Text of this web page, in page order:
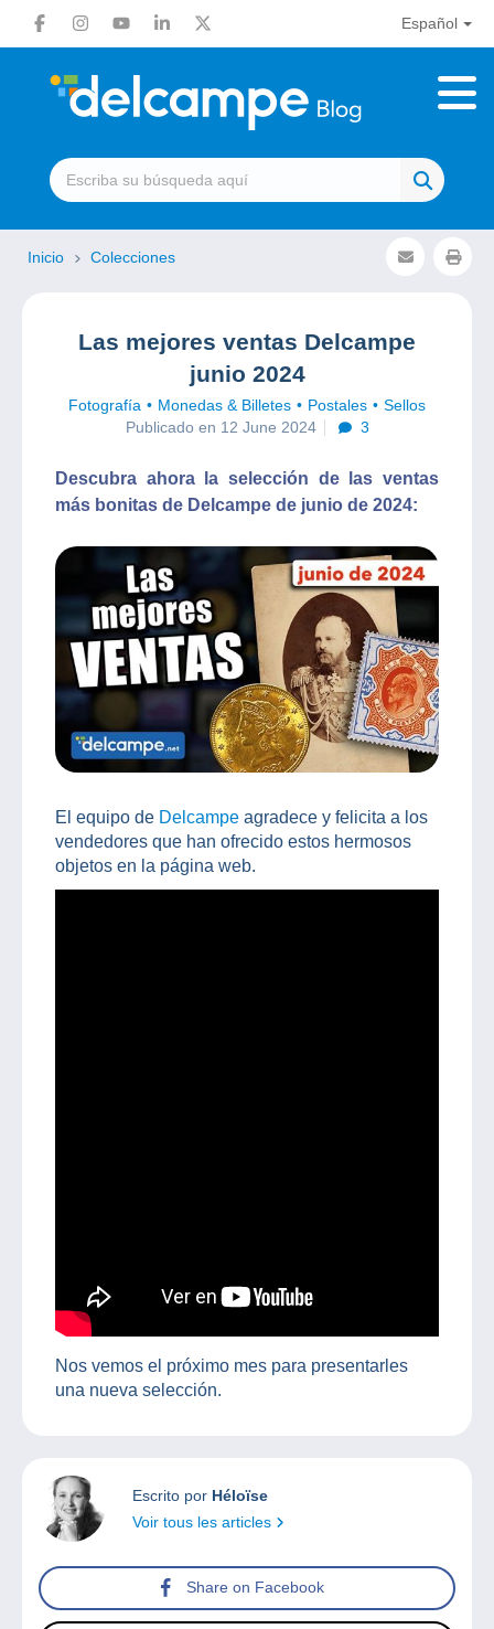
Español
Inicio Colecciones
Las mejores ventas Delcampe
junio 2024
Fotografía Monedas & Billetes Postales
Sellos
Publicado en 12 June 2024
3
Descubra ahora la selección de las ventas
más bonitas de Delcampe de junio de 2024:
El equipo de Delcampe agradece y felicita a los
vendedores que han ofrecido estos hermosos
objetos en la página web.
Nos vemos el próximo mes para presentarles
una nueva selección.
Escrito por Héloïse
Voir tous les articles
Share on Facebook